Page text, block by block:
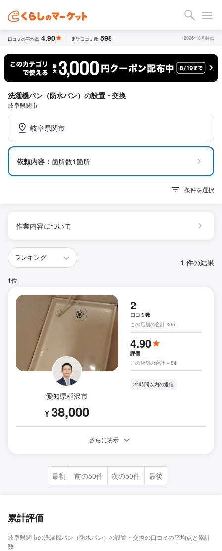
口コミの平均点 4.90 累計口コミ数 598 2026年8月時点
洗濯機パン（防水パン）の設置・交換
岐阜県関市
岐阜県関市
依頼内容： 箇所数1箇所
条件を選択
作業内容について
1 件の結果
1位
愛知県稲沢市
¥38,000
2
口コミ数
この店舗の合計 305
4.90
評価
この店舗の合計 4.84
24時間以内の返信
さらに表示
最初 前の50件 次の50件 最後
累計評価
岐阜県関市の洗濯機パン（防水パン）の設置・交換の口コミの平均点と累計
数